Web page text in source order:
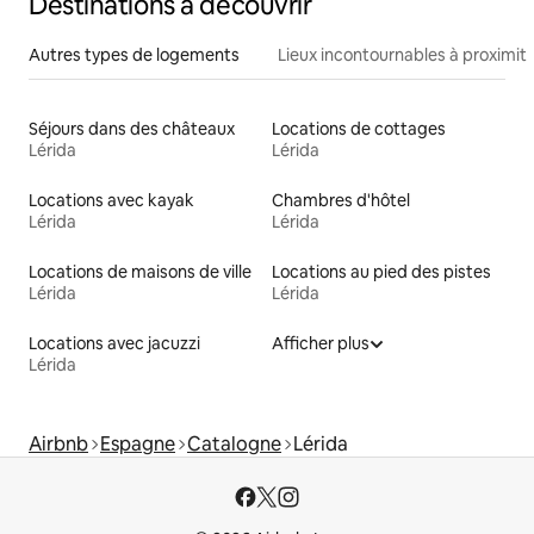
Autres types de logements Lieux incontournables à
Séjours dans des châteaux
Lérida
Locations de cottages
Lérida
Locations avec kayak
Lérida
Chambres d'hôtel
Lérida
Locations de maisons de ville
Lérida
Locations au pied des pistes
Lérida
Locations avec jacuzzi
Lérida
Afficher plus
Airbnb Espagne Catalogne Lérida